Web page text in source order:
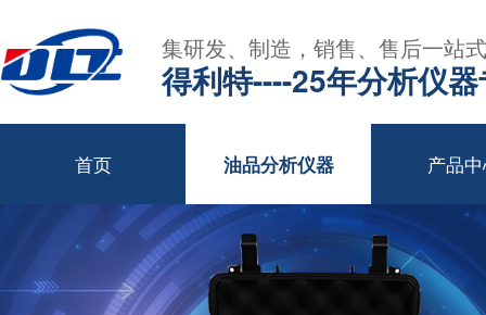
集研发、制造，销售、售后一站
得利特----25年分析仪
首页 油品分析仪器 产品